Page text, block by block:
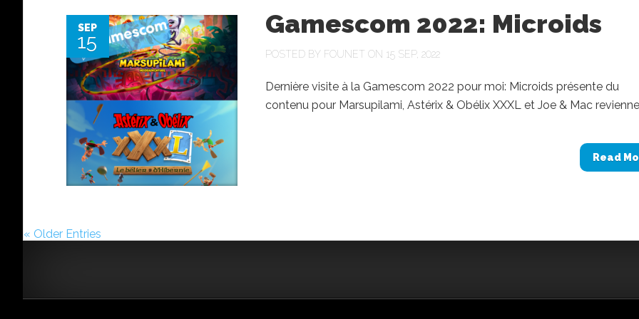
SEP
15
Gamescom 2022: Microids
POSTED BY FOUNET ON 15 SEP, 2022
Dernière visite à la Gamescom 2022 pour moi: Microids présente du
contenu pour Marsupilami, Astérix & Obélix XXXL et Joe & Mac
Read
« Older Entries